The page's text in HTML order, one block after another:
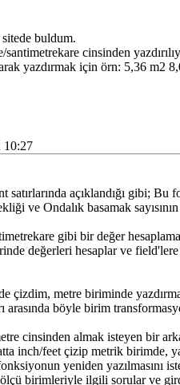
buldum.
cinsinden
yazdırmak için örn: 5,36 m2
10:27
satırlarında açıklandığı gibi;
ve Ondalık basamak
gibi bir değer
değerleri hesaplar ve
çizdim, metre biriminde
arasında böyle birim
cinsinden almak isteyen bir
inch/feet çizip metrik birimde,
yeniden yazılmasını
birimleriyle ilgili sorular ve